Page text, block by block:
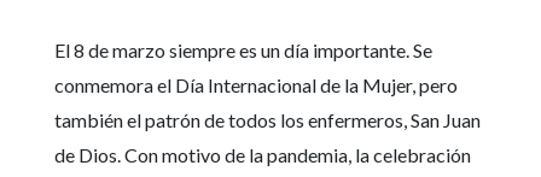
El 8 de marzo siempre es un día importante. Se
conmemora el Día Internacional de la Mujer, pero
también el patrón de todos los enfermeros, San Juan
de Dios. Con motivo de la pandemia, la celebración